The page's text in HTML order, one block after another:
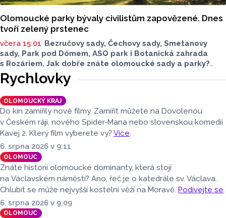
Olomoucké parky bývaly civilistům zapovězené. Dnes
tvoří zelený prstenec
včera 15:01 Bezručovy sady, Čechovy sady, Smetanovy
sady, Park pod Dómem, ASO park i Botanická zahrada
s Rozáriem. Jak dobře znáte olomoucké sady a parky?
Dnes se v nich běžně procházíme a kocháme se krásami,
které v nich jsou. Vždy tomu tak ale nebylo.
Rychlovky
OLOMOUCKÝ KRAJ
Do kin zamířily nové filmy. Zamířit můžete na Dovolenou
v Českém ráji, nového Spider-Mana nebo slovenskou komedii
Kavej 2. Který film vyberete vy? Více.
6. srpna 2026 v 9:11
OLOMOUC
Znáte historii olomoucké dominanty, která stojí
na Václavském náměstí? Ano, řeč je o katedrále sv. Václava.
Chlubit se může nejvyšší kostelní věží na Moravě. Podívejte se
6. srpna 2026 v 9:09
OLOMOUC